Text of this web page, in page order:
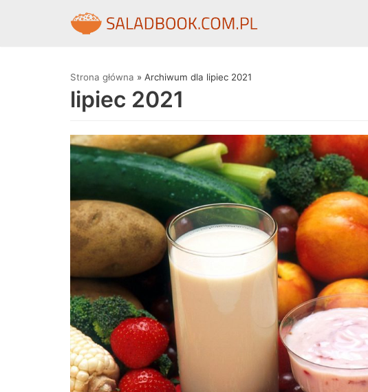
Strona główna » Archiwum dla lipiec 2021
lipiec 2021